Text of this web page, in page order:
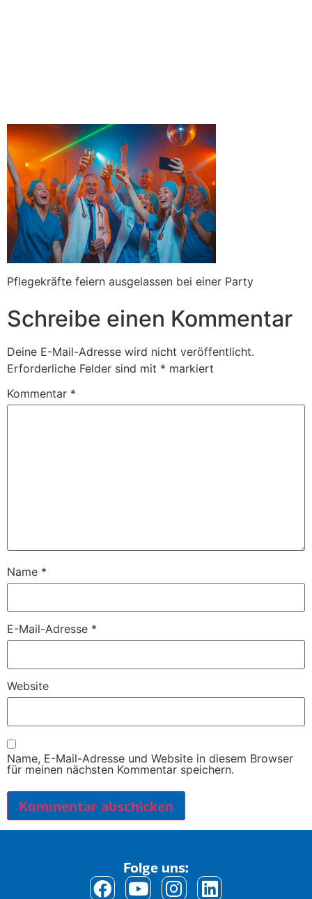
Pflegekräfte feiern ausgelassen bei einer Party
Schreibe einen Kommentar
Deine E-Mail-Adresse wird nicht veröffentlicht.
Erforderliche Felder sind mit * markiert
Kommentar *
Name *
E-Mail-Adresse *
Website
Name, E-Mail-Adresse und Website in diesem Browser
für meinen nächsten Kommentar speichern.
Folge uns: